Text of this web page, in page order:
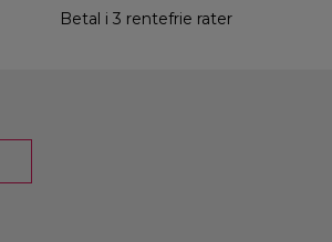
Betal i 3 rentefrie rater